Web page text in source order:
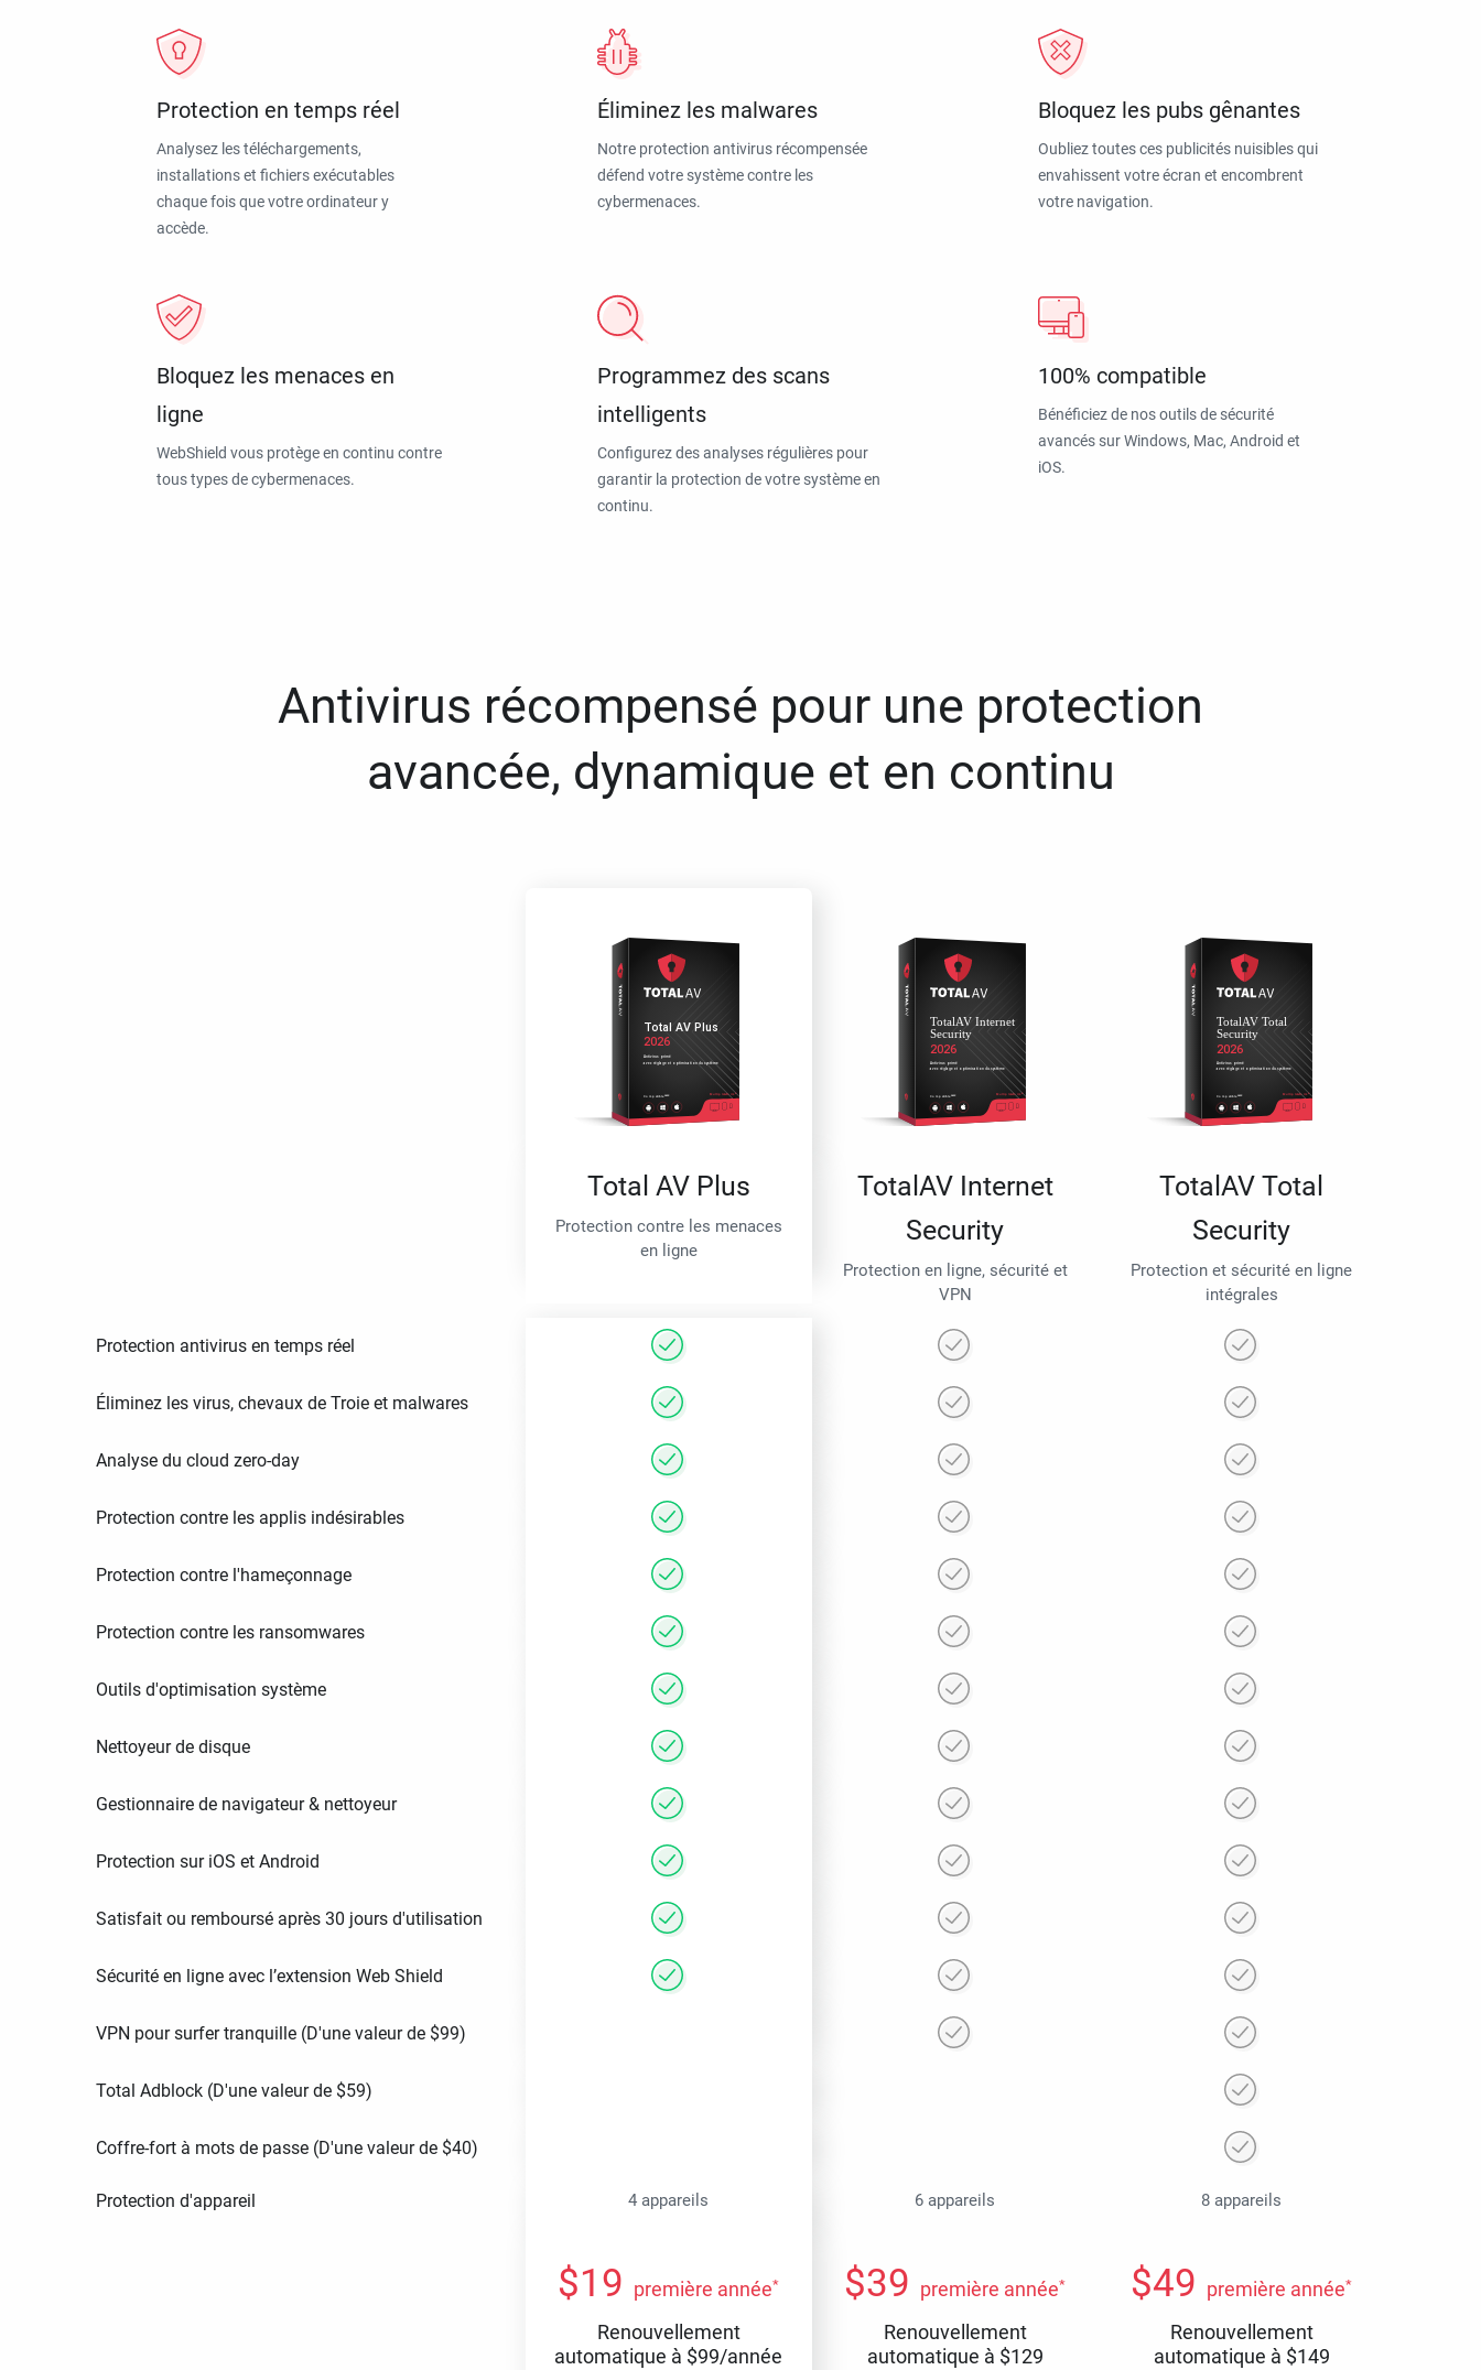
Protection en temps réel
Analysez les téléchargements,
installations et fichiers exécutables
chaque fois que votre ordinateur y
accède.
Éliminez les malwares
Notre protection antivirus récompensée
défend votre système contre les
cybermenaces.
Bloquez les pubs gênantes
Oubliez toutes ces publicités nuisibles qui
envahissent votre écran et encombrent
votre navigation.
Bloquez les menaces en
ligne
WebShield vous protège en continu contre
tous types de cybermenaces.
Programmez des scans
intelligents
Configurez des analyses régulières pour
garantir la protection de votre système en
continu.
100% compatible
Bénéficiez de nos outils de sécurité
avancés sur Windows, Mac, Android et
iOS.
Antivirus récompensé pour une protection
avancée, dynamique et en continu
Total AV Plus
Protection contre les menaces
en ligne
TotalAV Internet
Security
Protection en ligne, sécurité et
VPN
TotalAV Total
Security
Protection et sécurité en ligne
intégrales
Protection antivirus en temps réel
Éliminez les virus, chevaux de Troie et malwares
Analyse du cloud zero-day
Protection contre les applis indésirables
Protection contre l'hameçonnage
Protection contre les ransomwares
Outils d'optimisation système
Nettoyeur de disque
Gestionnaire de navigateur & nettoyeur
Protection sur iOS et Android
Satisfait ou remboursé après 30 jours d'utilisation
Sécurité en ligne avec l’extension Web Shield
VPN pour surfer tranquille (D'une valeur de $99)
Total Adblock (D'une valeur de $59)
Coffre-fort à mots de passe (D'une valeur de $40)
Protection d'appareil 4 appareils 6 appareils 8 appareils
$19 première année*
Renouvellement
automatique à $99/année
$39 première année*
Renouvellement
automatique à $129
$49 première année*
Renouvellement
automatique à $149